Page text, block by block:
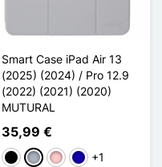
Smart Case iPad Air 13
(2025) (2024) / Pro 12.9
(2022) (2021) (2020)
MUTURAL
35,99 €
Schwarz
GrauPinkDunkelblau
+1